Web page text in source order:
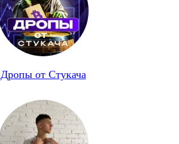
Дропы от Стукача